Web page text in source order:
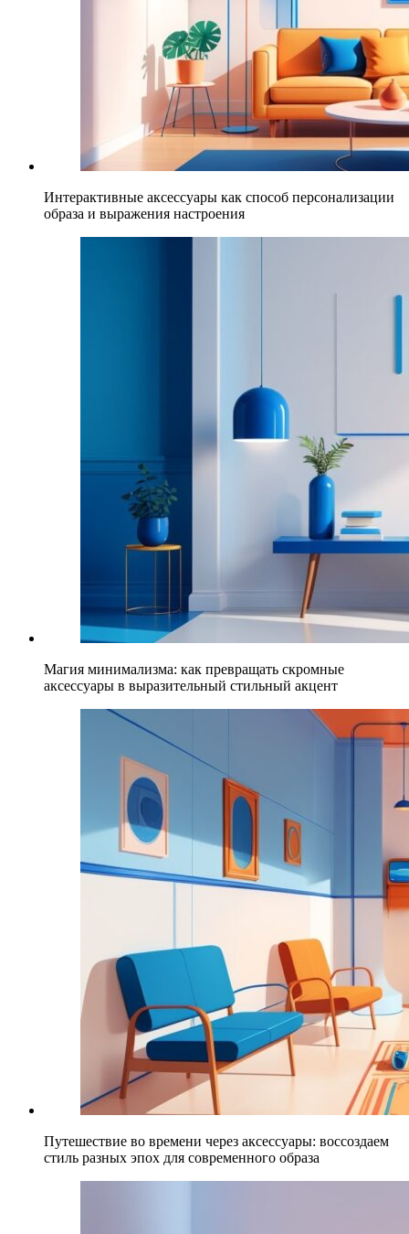
Интерактивные аксессуары как способ персонализации
образа и выражения настроения
Магия минимализма: как превращать скромные
аксессуары в выразительный стильный акцент
Путешествие во времени через аксессуары: воссоздаем
стиль разных эпох для современного образа